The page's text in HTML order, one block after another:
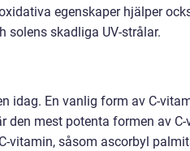
egenskaper hjälper
solens skadliga UV-strålar.
idag. En vanlig form av C-
den mest potenta formen av
vitamin, såsom ascorbyl